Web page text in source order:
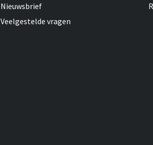
Nieuwsbrief
Veelgestelde vragen